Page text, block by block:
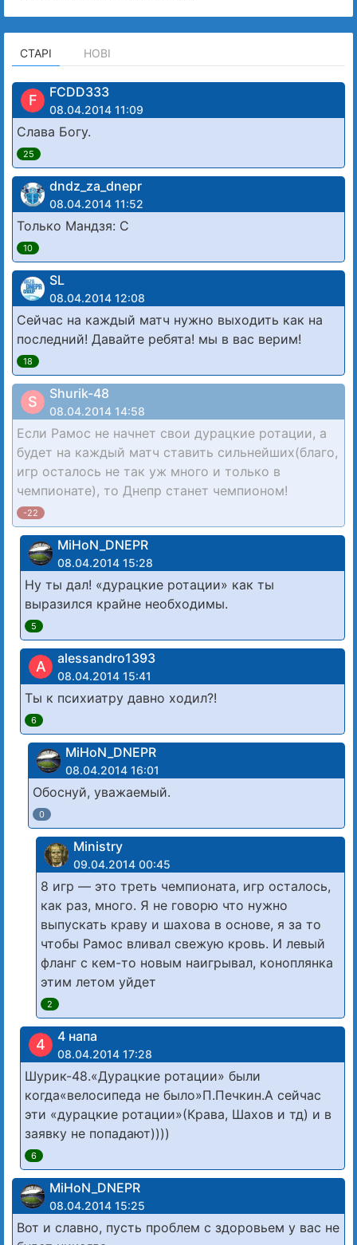
СТАРІ НОВІ
F FCDD333
08.04.2014 11:09
Слава Богу.
25
dndz_za_dnepr
08.04.2014 11:52
Только Мандзя: С
10
SL
08.04.2014 12:08
Сейчас на каждый матч нужно выходить как на
последний! Давайте ребята! мы в вас верим!
18
S Shurik-48
08.04.2014 14:58
Если Рамос не начнет свои дурацкие ротации, а
будет на каждый матч ставить сильнейших(благо,
игр осталось не так уж много и только в
чемпионате), то Днепр станет чемпионом!
-22
MiHoN_DNEPR
08.04.2014 15:28
Ну ты дал! «дурацкие ротации» как ты
выразился крайне необходимы.
5
A alessandro1393
08.04.2014 15:41
Ты к психиатру давно ходил?!
6
MiHoN_DNEPR
08.04.2014 16:01
Обоснуй, уважаемый.
0
Ministry
09.04.2014 00:45
8 игр — это треть чемпионата, игр осталось,
как раз, много. Я не говорю что нужно
выпускать краву и шахова в основе, я за то
чтобы Рамос вливал свежую кровь. И левый
фланг с кем-то новым наигрывал, коноплянка
этим летом уйдет
2
4 4 напа
08.04.2014 17:28
Шурик-48.«Дурацкие ротации» были
когда«велосипеда не было»П.Печкин.А сейчас
эти «дурацкие ротации»(Крава, Шахов и тд) и в
заявку не попадают))))
6
MiHoN_DNEPR
08.04.2014 15:25
Вот и славно, пусть проблем с здоровьем у вас не